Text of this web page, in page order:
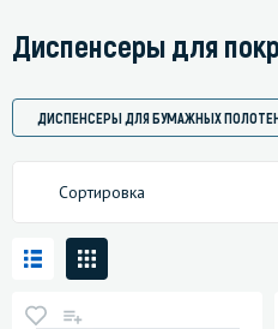
Диспенсеры для
ДИСПЕНСЕРЫ ДЛЯ БУМАЖНЫХ
Сортировка